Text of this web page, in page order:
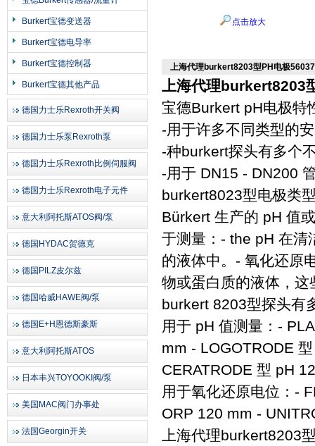
Burkert宝德变送器
Burkert宝德电导率
Burkert宝德控制器
Burkert宝德其他产品
德国力士乐Rexroth开关阀
德国力士乐泵Rexroth泵
德国力士乐Rexroth比例伺服阀
德国力士乐Rexroth电子元件
意大利阿托斯ATOS阀/泵
德国HYDAC贺德克
德国PILZ皮尔兹
德国哈威HAWE阀/泵
德国E+H恩德斯豪斯
意大利阿托斯ATOS
日本丰兴TOYOOKI阀/泵
美国MAC阀门办事处
法国Georgin开关
点击放大
上海代理burkert8203型PH电极
上海代理burkert8203
宝德Burkert pH电极特
-用于许多不同类型的
-种burkert探头有多个
-用于 DN15 - DN200
burkert8023型电极类
Bürkert 生产的 pH 值
于测量：- the pH 在清
的液体中。- 氧化还原
物或蛋白质的液体，
burkert 8203型探头有
用于 pH 值测量：-
mm - LOGOTRODE
CERATRODE 型 pH
用于氧化还原电位：-
ORP 120 mm -
上海代理burkert8203